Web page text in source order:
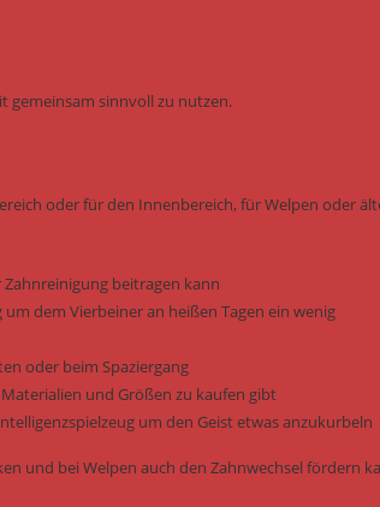
gemeinsam sinnvoll zu nutzen.
oder für den Innenbereich, für Welpen oder
beitragen kann
dem Vierbeiner an heißen Tagen ein wenig
oder beim Spaziergang
und Größen zu kaufen gibt
um den Geist etwas anzukurbeln
und bei Welpen auch den Zahnwechsel fördern